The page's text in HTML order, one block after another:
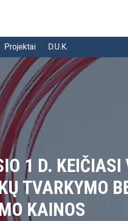
Projektai D.U.K.
1 D. KEIČIASI
TVARKYMO
KAINOS